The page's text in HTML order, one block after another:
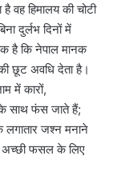
वह हिमालय की चोटी
दुर्लभ दिनों में
है कि नेपाल मानक
छूट अवधि देता है।
में कारों,
के साथ फंस जाते हैं;
जश्न मनाने
अच्छी फसल के लिए